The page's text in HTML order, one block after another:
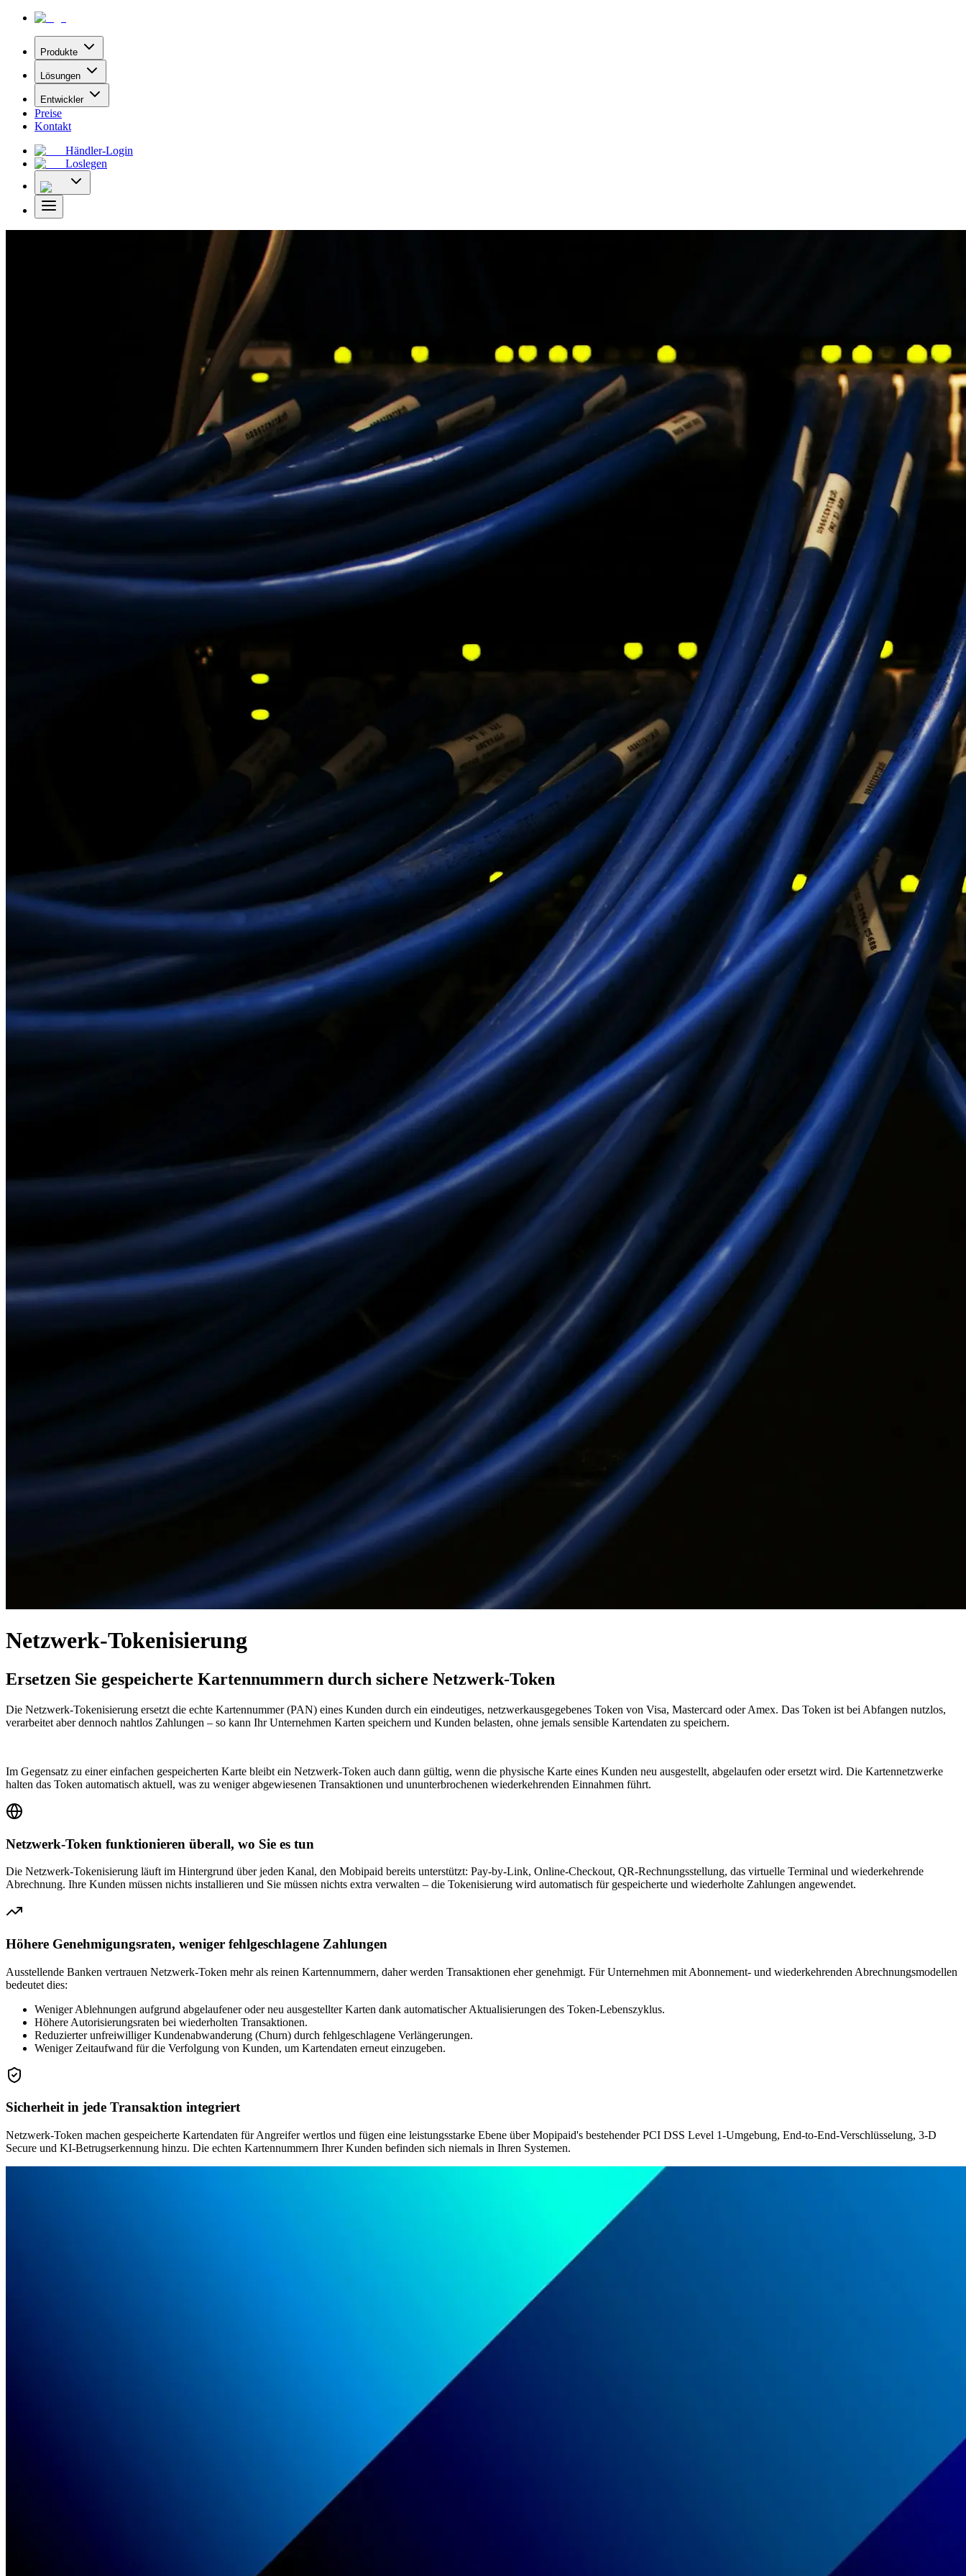
Produkte
Lösungen
Entwickler
Preise
Kontakt
Händler-Login
Loslegen
Netzwerk-Tokenisierung
Ersetzen Sie gespeicherte Kartennummern durch sichere Netzwerk-Token
Die Netzwerk-Tokenisierung ersetzt die echte Kartennummer (PAN) eines Kunden durch ein eindeutiges, netzwerkausgegebenes Token von Visa, Mastercard oder Amex. Das Token ist bei Abfangen nutzlos,
verarbeitet aber dennoch nahtlos Zahlungen – so kann Ihr Unternehmen Karten speichern und Kunden belasten, ohne jemals sensible Kartendaten zu speichern.
Im Gegensatz zu einer einfachen gespeicherten Karte bleibt ein Netzwerk-Token auch dann gültig, wenn die physische Karte eines Kunden neu ausgestellt, abgelaufen oder ersetzt wird. Die Kartennetzwerke
halten das Token automatisch aktuell, was zu weniger abgewiesenen Transaktionen und ununterbrochenen wiederkehrenden Einnahmen führt.
Netzwerk-Token funktionieren überall, wo Sie es tun
Die Netzwerk-Tokenisierung läuft im Hintergrund über jeden Kanal, den Mobipaid bereits unterstützt: Pay-by-Link, Online-Checkout, QR-Rechnungsstellung, das virtuelle Terminal und wiederkehrende
Abrechnung. Ihre Kunden müssen nichts installieren und Sie müssen nichts extra verwalten – die Tokenisierung wird automatisch für gespeicherte und wiederholte Zahlungen angewendet.
Höhere Genehmigungsraten, weniger fehlgeschlagene Zahlungen
Ausstellende Banken vertrauen Netzwerk-Token mehr als reinen Kartennummern, daher werden Transaktionen eher genehmigt. Für Unternehmen mit Abonnement- und wiederkehrenden Abrechnungsmodellen
bedeutet dies:
Weniger Ablehnungen aufgrund abgelaufener oder neu ausgestellter Karten dank automatischer Aktualisierungen des Token-Lebenszyklus.
Höhere Autorisierungsraten bei wiederholten Transaktionen.
Reduzierter unfreiwilliger Kundenabwanderung (Churn) durch fehlgeschlagene Verlängerungen.
Weniger Zeitaufwand für die Verfolgung von Kunden, um Kartendaten erneut einzugeben.
Sicherheit in jede Transaktion integriert
Netzwerk-Token machen gespeicherte Kartendaten für Angreifer wertlos und fügen eine leistungsstarke Ebene über Mopipaid's bestehender PCI DSS Level 1-Umgebung, End-to-End-Verschlüsselung, 3-D
Secure und KI-Betrugserkennung hinzu. Die echten Kartennummern Ihrer Kunden befinden sich niemals in Ihren Systemen.